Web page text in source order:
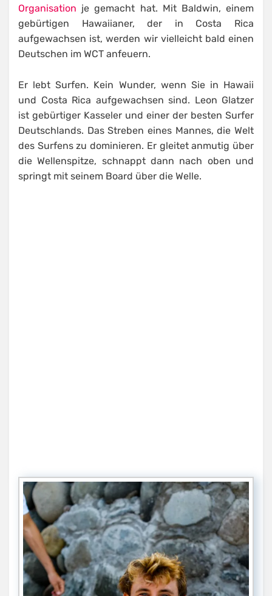
Organisation je gemacht hat. Mit Baldwin, einem
gebürtigen Hawaiianer, der in Costa Rica
aufgewachsen ist, werden wir vielleicht bald einen
Deutschen im WCT anfeuern.
Er lebt Surfen. Kein Wunder, wenn Sie in Hawaii
und Costa Rica aufgewachsen sind. Leon Glatzer
ist gebürtiger Kasseler und einer der besten Surfer
Deutschlands. Das Streben eines Mannes, die Welt
des Surfens zu dominieren. Er gleitet anmutig über
die Wellenspitze, schnappt dann nach oben und
springt mit seinem Board über die Welle.